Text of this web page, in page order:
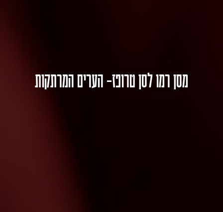
מסן רמו לסן טרופז- הערים המרתקות